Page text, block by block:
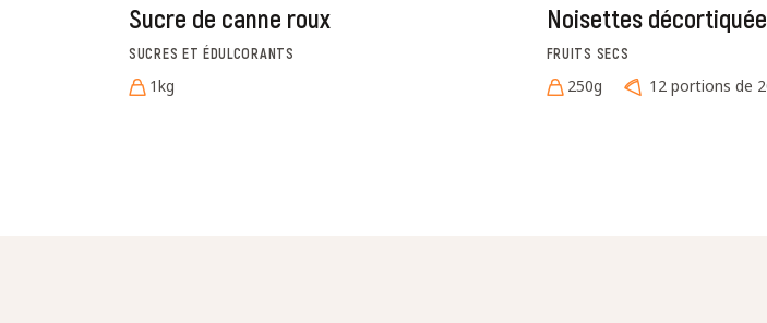
Sucre de canne roux
SUCRES ET ÉDULCORANTS
1kg
Noisettes
FRUITS SECS
250g 12 portions de